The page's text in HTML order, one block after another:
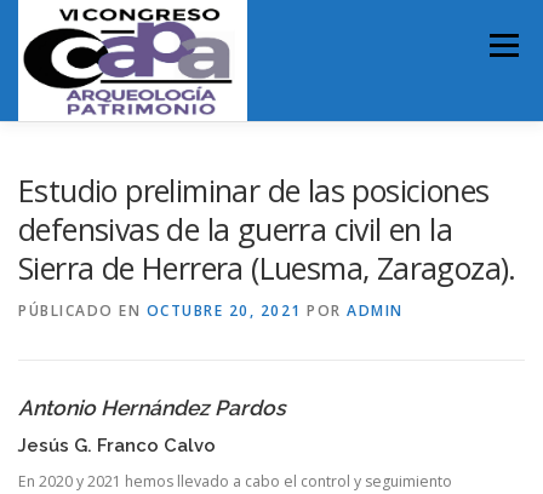
contenido
Menú
NORMATIVA DE PARTICIPACIÓN PROGRAMA
MICRORRELATOS DE ARQUEOLOGÍA
Estudio preliminar de las posiciones
defensivas de la guerra civil en la
Sierra de Herrera (Luesma, Zaragoza).
PÚBLICADO EN OCTUBRE 20, 2021 POR ADMIN
Antonio Hernández Pardos
Jesús G. Franco Calvo
En 2020 y 2021 hemos llevado a cabo el control y seguimiento